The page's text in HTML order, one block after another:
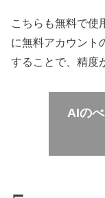
こちらも無料で使
に無料アカウント
することで、精度
AIの